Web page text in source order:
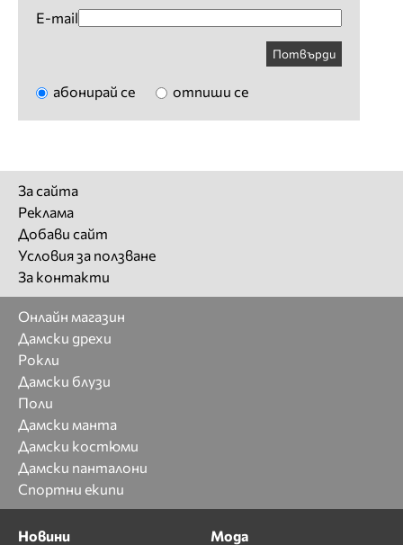
E-mail
Потвърди
абонирай се отпиши се
За сайта
Реклама
Добави сайт
Условия за ползване
За контакти
Онлайн магазин
Дамски дрехи
Рокли
Дамски блузи
Поли
Дамски манта
Дамски костюми
Дамски панталони
Спортни екипи
Новини
Мода